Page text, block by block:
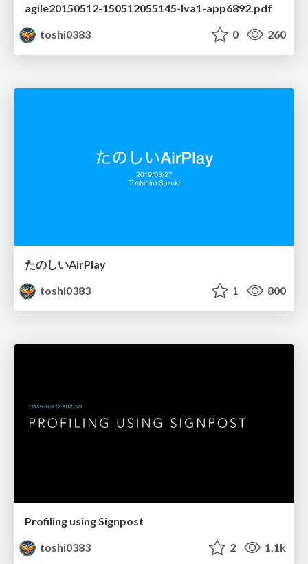
agile20150512-150512055145-lva1-app6892.pdf
toshi0383
0 260
たのしいAirPlay
toshi0383
1 800
Profiling using Signpost
toshi0383
2 1.1k